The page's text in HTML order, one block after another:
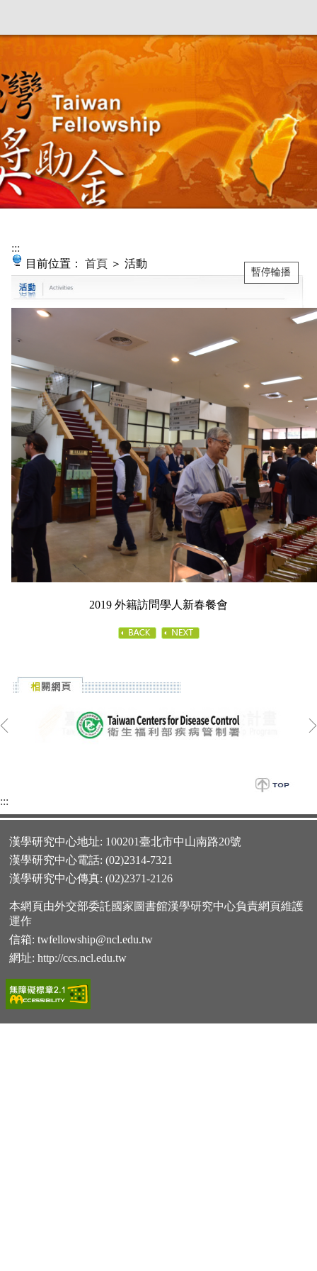
:::
目前位置： 首頁 ＞ 活動
2019 外籍訪問學人新春餐會
暫停輪播
:::
漢學研究中心地址: 100201臺北市中山南路20號
漢學研究中心電話: (02)2314-7321
漢學研究中心傳真: (02)2371-2126
本網頁由外交部委託國家圖書館漢學研究中心負責網頁維護
運作
信箱: twfellowship@ncl.edu.tw
網址: http://ccs.ncl.edu.tw